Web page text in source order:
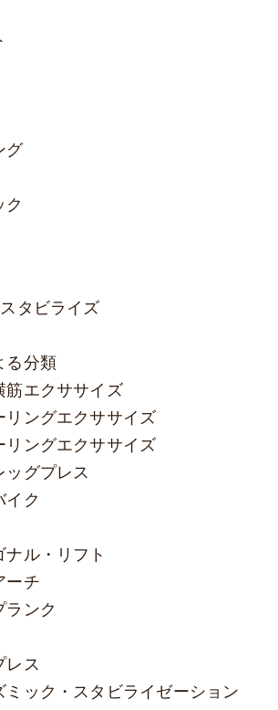
グ
ク
タビライズ
分類
エクササイズ
ングエクササイズ
ングエクササイズ
グプレス
ク
ル・リフト
チ
ンク
ス
ック・スタビライゼーション